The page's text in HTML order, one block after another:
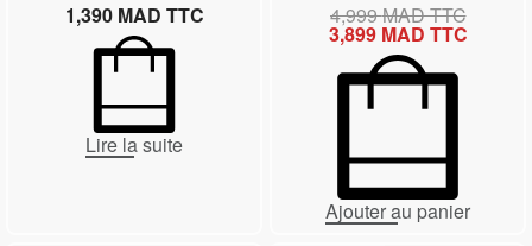
1,390 MAD TTC
Lire la suite
4,999MAD TTC
3,899 MAD TTC
Ajouter au panier